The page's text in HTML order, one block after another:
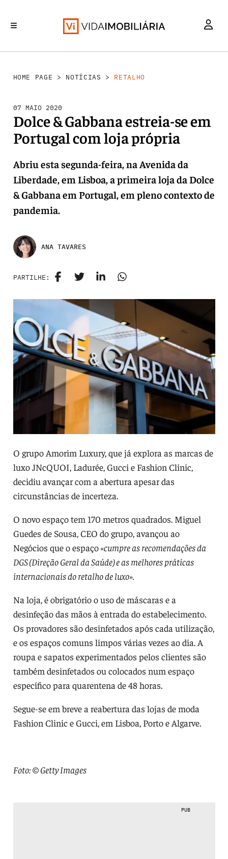
HOME PAGE > NOTÍCIAS > RETALHO
07 MAIO 2020
Dolce & Gabbana estreia-se em
Portugal com loja própria
Abriu esta segunda-feira, na Avenida da
Liberdade, em Lisboa, a primeira loja da Dolce
& Gabbana em Portugal, em pleno contexto de
pandemia.
ANA TAVARES
PARTILHE:
O grupo Amorim Luxury, que já explora as marcas de
luxo JNcQUOI, Ladurée, Gucci e Fashion Clinic,
decidiu avançar com a abertura apesar das
circunstâncias de incerteza.
O novo espaço tem 170 metros quadrados. Miguel
Guedes de Sousa, CEO do grupo, avançou ao
Negócios que o espaço«cumpre as recomendações da
DGS (Direção Geral da Saúde) e as melhores práticas
internacionais do retalho de luxo».
Na loja, é obrigatório o uso de máscaras e a
desinfeção das mãos à entrada do estabelecimento.
Os provadores são desinfetados após cada utilização,
e os espaços comuns limpos várias vezes ao dia. A
roupa e sapatos experimentados pelos clientes são
também desinfetados ou colocados num espaço
específico para quarentena de 48 horas.
Segue-se em breve a reabertura das lojas de moda
Fashion Clinic e Gucci, em Lisboa, Porto e Algarve.
Foto: © Getty Images
PUB